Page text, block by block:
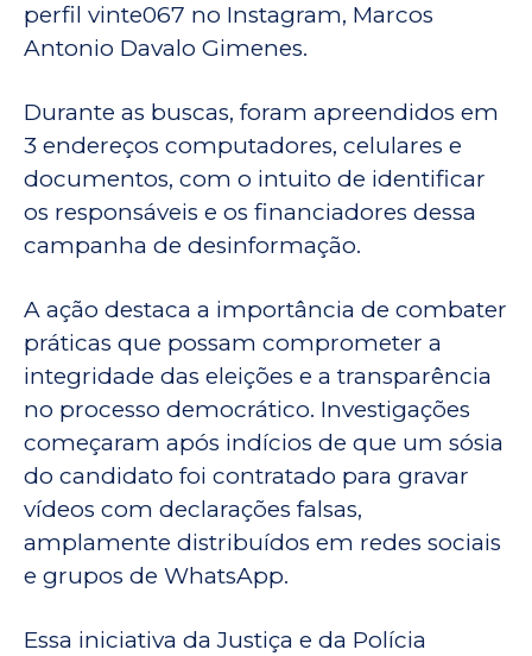
perfil vinte067 no Instagram, Marcos
Antonio Davalo Gimenes.
Durante as buscas, foram apreendidos em
3 endereços computadores, celulares e
documentos, com o intuito de identificar
os responsáveis e os financiadores dessa
campanha de desinformação.
A ação destaca a importância de combater
práticas que possam comprometer a
integridade das eleições e a transparência
no processo democrático. Investigações
começaram após indícios de que um sósia
do candidato foi contratado para gravar
vídeos com declarações falsas,
amplamente distribuídos em redes sociais
e grupos de WhatsApp.
Essa iniciativa da Justiça e da Polícia